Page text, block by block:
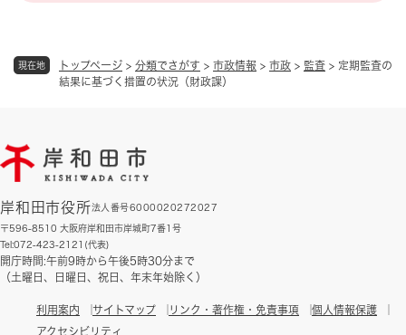
現在地 トップページ > 分類でさがす > 市政情報 > 市政 > 監査 > 定期監査の
結果に基づく措置の状況（財政課）
岸和田市役所法人番号6000020272027
〒596-8510 大阪府岸和田市岸城町7番1号
Tel:072-423-2121(代表)
開庁時間:午前9時から午後5時30分まで
（土曜日、日曜日、祝日、年末年始除く）
利用案内 サイトマップ リンク・著作権・免責事項
個人情報保護
アクセシビリティ